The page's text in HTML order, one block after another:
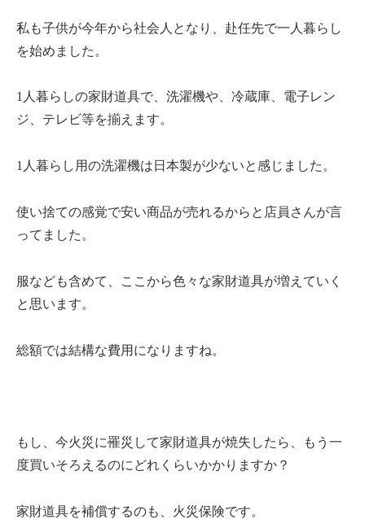
私も子供が今年から社会人となり、赴任先で一人暮らし
を始めました。
1人暮らしの家財道具で、洗濯機や、冷蔵庫、電子レン
ジ、テレビ等を揃えます。
1人暮らし用の洗濯機は日本製が少ないと感じました。
使い捨ての感覚で安い商品が売れるからと店員さんが言
ってました。
服なども含めて、ここから色々な家財道具が増えていく
と思います。
総額では結構な費用になりますね。
もし、今火災に罹災して家財道具が焼失したら、もう一
度買いそろえるのにどれくらいかかりますか？
家財道具を補償するのも、火災保険です。